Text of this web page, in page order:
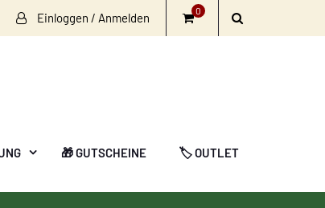
Einloggen / Anmelden 0
🎁 GUTSCHEINE 🏷️ OUTLET